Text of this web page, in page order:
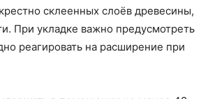
склеенных слоёв древесины,
При укладке важно предусмотреть
реагировать на расширение при